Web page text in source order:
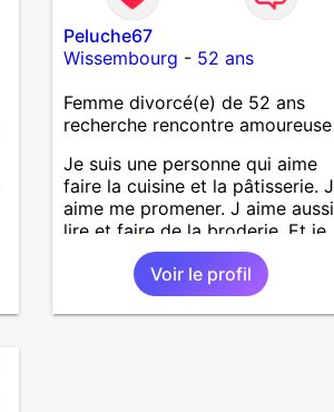
Peluche67
Wissembourg - 52 ans
Femme divorcé(e) de 52 ans
recherche rencontre amoureuse
Je suis une personne qui aime
faire la cuisine et la pâtisserie. J
aime me promener. J aime aussi
lire et faire de la broderie. Et je
suis malade depuis ma
naissance. Voir le profil